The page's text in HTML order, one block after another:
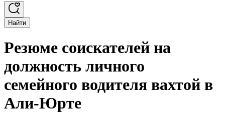
Найти
Резюме соискателей на
должность личного
семейного водителя вахтой в
Али-Юрте